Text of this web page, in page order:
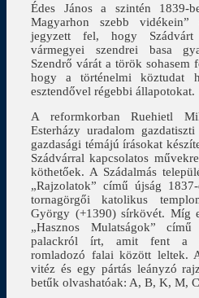
Édes János a szintén 1839-
Magyarhon szebb
jegyzett fel, hogy Szádvárt
vármegyei szendrei basa
Szendrő várát a török sohasem
hogy a történelmi köztudat
esztendővel régebbi állapotokat.
A reformkorban Ruehietl
Esterházy uradalom
gazdasági témájú írásokat
Szádvárral kapcsolatos
köthetőek. A Szádalmás
„Rajzolatok” című újság
tornagörgői katolikus
György (+1390) sírkövét. Míg
„Hasznos Mulatságok”
palackról írt, amit fent a
romladozó falai között leltek.
vitéz és egy pártás leányzó
betűk olvashatóak: A, B, K, M,